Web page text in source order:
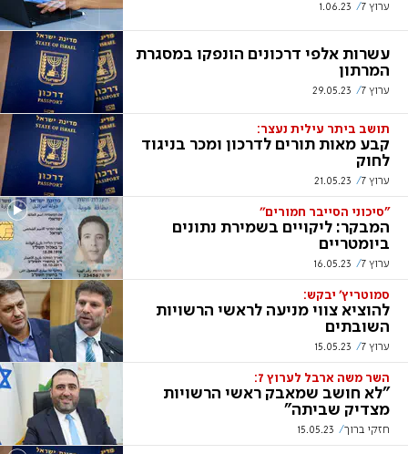
ערוץ 7 1.06.23
עשרות אלפי דרכונים הונפקו במסגרת
המרתון
ערוץ 7 29.05.23
תושב ביתר עילית נעצר:
קבע מאות תורים לדרכון ומכר בניגוד
לחוק
ערוץ 7 21.05.23
"סיכוני הסייבר חמורים''
המבקר: ליקויים בשמירת נתונים
ביומטריים
ערוץ 7 16.05.23
סמוטריץ' יבקש:
להוציא צווי מניעה לראשי הרשויות
השובתים
ערוץ 7 15.05.23
השר משה ארבל לערוץ 7:
"לא חושב שמאבק ראשי הרשויות
מצדיק שביתה"
חזקי ברוך 15.05.23